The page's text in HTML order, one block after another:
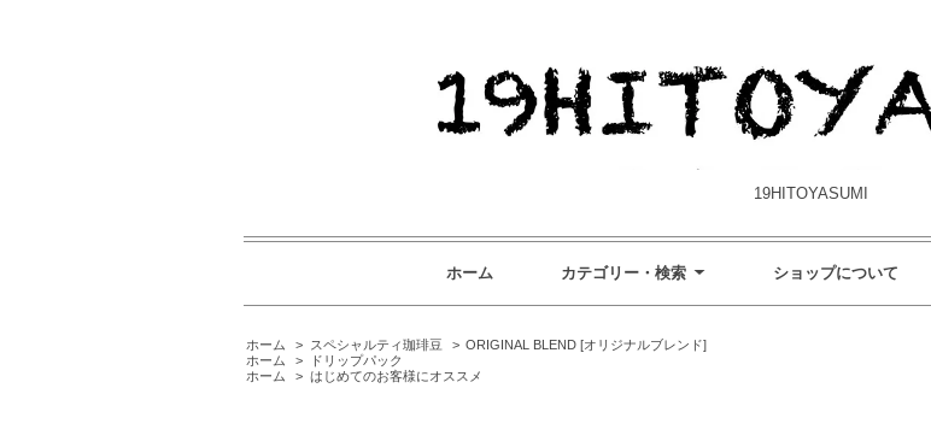
19HITOYASUMI
ホーム カテゴリー・検索 ショップについて
ホーム > スペシャルティ珈琲豆 > ORIGINAL BLEND [オリジナルブレンド]
ホーム
>
ドリップパック
ホーム
> はじめてのお客様にオススメ